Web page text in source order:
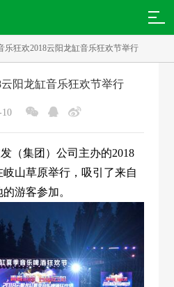
乐狂欢2018云阳龙缸音乐狂欢节举行
阳龙缸音乐狂欢节举行
10   
（集团）公司主办的2018
山草原举行，吸引了来自
游客参加。